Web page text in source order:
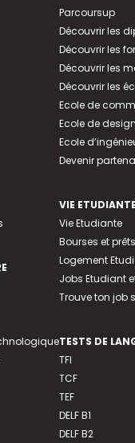
Parcoursup
Découvrir les
Découvrir les
Découvrir les
Découvrir les
Ecole de
Ecole de design
Ecole
Devenir
VIE ETUDIANTE
Vie Etudiante
Bourses et
Logement
Jobs Etudiant
Trouve ton job
TESTS DE
TFI
TCF
TEF
DELF B1
DELF B2